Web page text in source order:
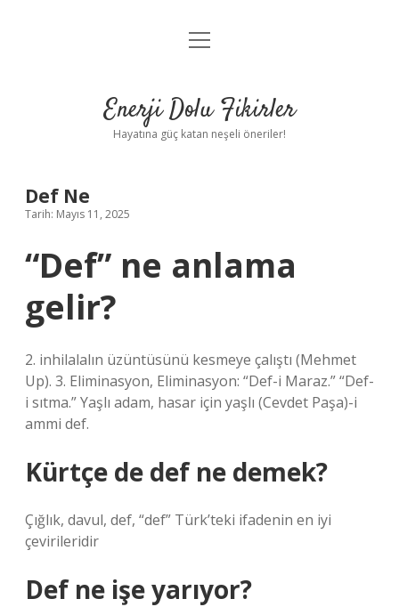
Anasayfa
Yasal Uyarı
menüyü
Enerji Dolu Fikirler
Hayatına güç katan neşeli öneriler!
Def Ne
Tarih: Mayıs 11, 2025
“Def” ne anlama
gelir?
2. inhilalalın üzüntüsünü kesmeye çalıştı (Mehmet
Up). 3. Eliminasyon, Eliminasyon: “Def-i Maraz.” “Def-
i sıtma.” Yaşlı adam, hasar için yaşlı (Cevdet Paşa)-i
ammi def.
Kürtçe de def ne demek?
Çığlık, davul, def, “def” Türk’teki ifadenin en iyi
çevirileridir
Def ne işe yarıyor?